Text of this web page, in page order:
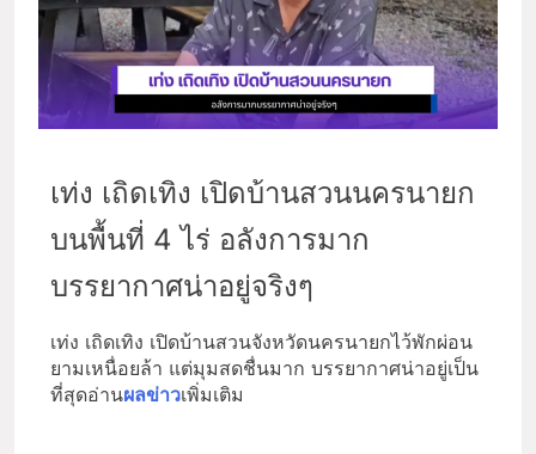
เท่ง เถิดเทิง เปิดบ้านสวนนครนายก
บนพื้นที่ 4 ไร่ อลังการมาก
บรรยากาศน่าอยู่จริงๆ
เท่ง เถิดเทิง เปิดบ้านสวนจังหวัดนครนายกไว้พักผ่อน
ยามเหนื่อยล้า แต่มุมสดชื่นมาก บรรยากาศน่าอยู่เป็น
ที่สุดอ่านผลข่าวเพิ่มเติม